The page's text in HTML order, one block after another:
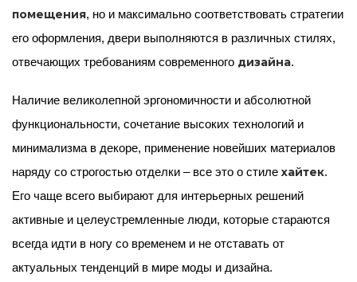
помещения, но и максимально соответствовать стратегии
его оформления, двери выполняются в различных стилях,
отвечающих требованиям современного дизайна.
Наличие великолепной эргономичности и абсолютной
функциональности, сочетание высоких технологий и
минимализма в декоре, применение новейших материалов
наряду со строгостью отделки – все это о стиле хайтек.
Его чаще всего выбирают для интерьерных решений
активные и целеустремленные люди, которые стараются
всегда идти в ногу со временем и не отставать от
актуальных тенденций в мире моды и дизайна.